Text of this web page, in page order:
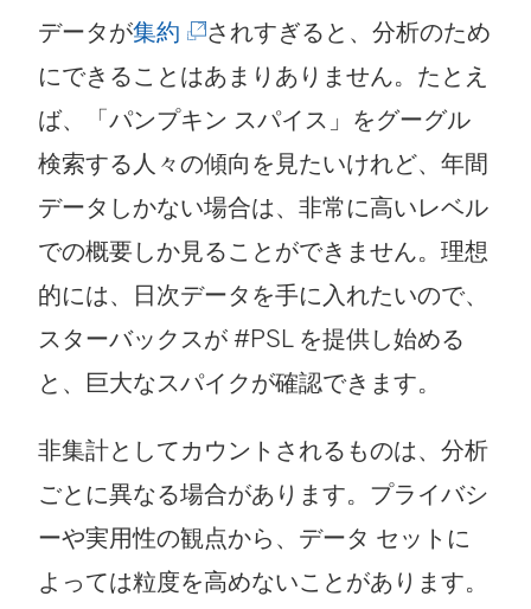
ク
開
ン
が
開
)
リ
ク
開
)
で
リ
ク
が
)
ウ
リ
が
開
ド
ウ
リ
ン
ク
開
く
ン
ド
で
ク
が
開
データが集約 (
新
し
い
ウ
ィ
ン
ド
ウ
リ
ン
ク
が
されすぎると、分析のため
にできることはあまりありません。たとえ
ば、「パンプキン スパイス」をグーグル
検索する人々の傾向を見たいけれど、年間
データしかない場合は、非常に高いレベル
での概要しか見ることができません。理想
的には、日次データを手に入れたいので、
スターバックスが #PSL を提供し始める
と、巨大なスパイクが確認できます。
非集計としてカウントされるものは、分析
ごとに異なる場合があります。プライバシ
ーや実用性の観点から、データ セットに
よっては粒度を高めないことがあります。